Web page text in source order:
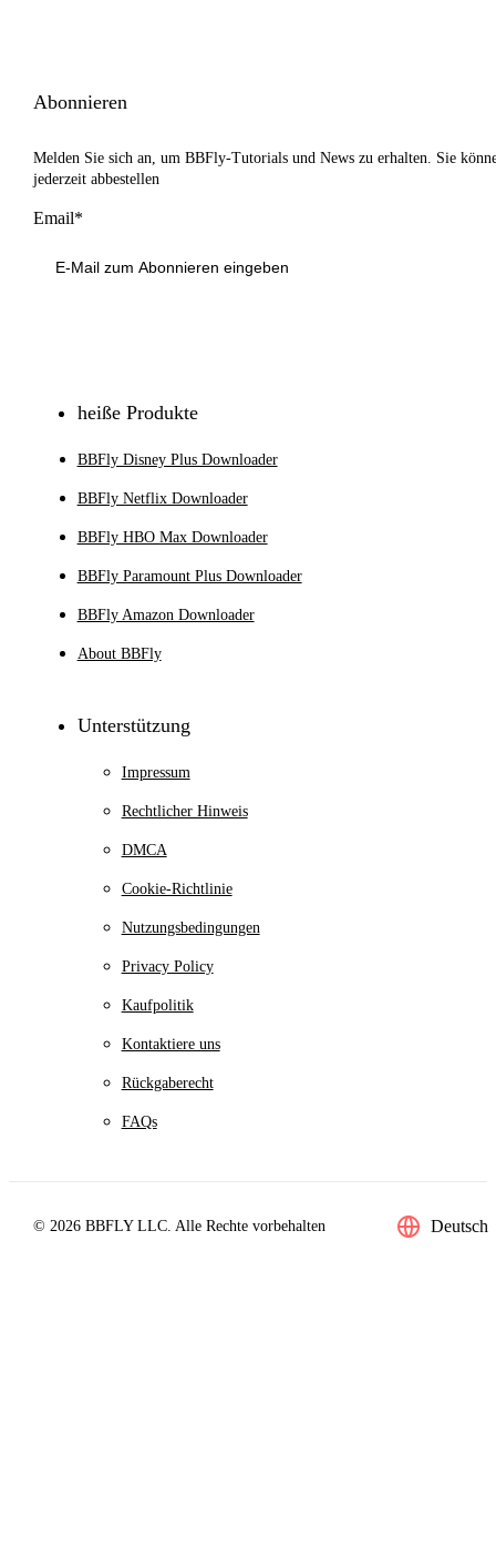
Abonnieren
Melden Sie sich an, um BBFly-Tutorials und News zu erhalten. Sie
jederzeit abbestellen
Email*
heiße Produkte
BBFly Disney Plus Downloader
BBFly Netflix Downloader
BBFly HBO Max Downloader
BBFly Paramount Plus Downloader
BBFly Amazon Downloader
About BBFly
Unterstützung
Impressum
Rechtlicher Hinweis
DMCA
Cookie-Richtlinie
Nutzungsbedingungen
Privacy Policy
Kaufpolitik
Kontaktiere uns
Rückgaberecht
FAQs
© 2026 BBFLY LLC. Alle Rechte vorbehalten Deutsch